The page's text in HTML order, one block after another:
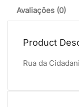
Avaliações (0)
Product
Rua da